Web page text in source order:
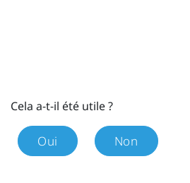
Cela a-t-il été utile ?
Oui Non